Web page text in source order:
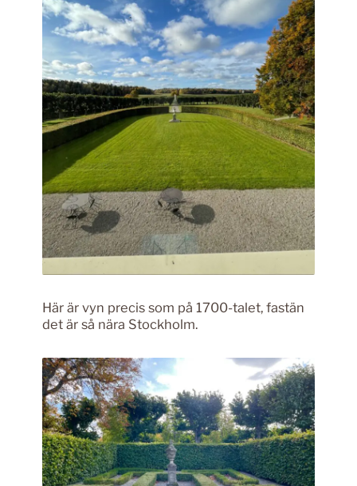
Här är vyn precis som på 1700-talet, fastän
det är så nära Stockholm.